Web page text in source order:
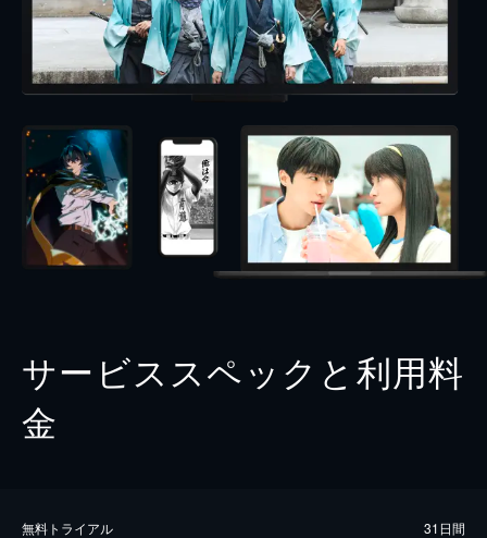
サービススペックと利用料
金
無料トライアル 31日間